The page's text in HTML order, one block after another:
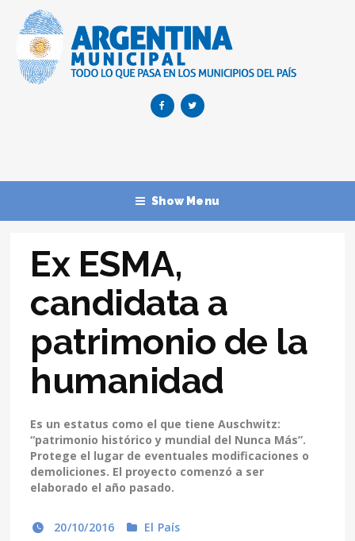
Show Menu
Ex ESMA,
candidata a
patrimonio de la
humanidad
Es un estatus como el que tiene Auschwitz:
“patrimonio histórico y mundial del Nunca Más”.
Protege el lugar de eventuales modificaciones o
demoliciones. El proyecto comenzó a ser
elaborado el año pasado.
20/10/2016 El País